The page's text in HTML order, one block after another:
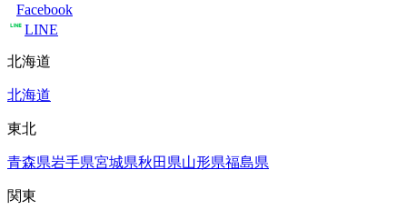
Facebook
LINE
北海道
北海道
東北
青森県岩手県宮城県秋田県山形県福島県
関東